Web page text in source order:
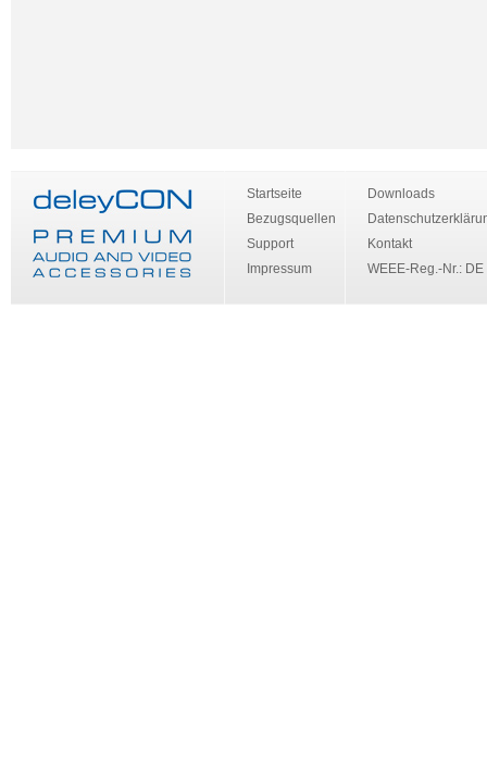
Startseite
Bezugsquellen
Support
Impressum
Downloads
Kontakt
WEEE-Reg.-Nr.: